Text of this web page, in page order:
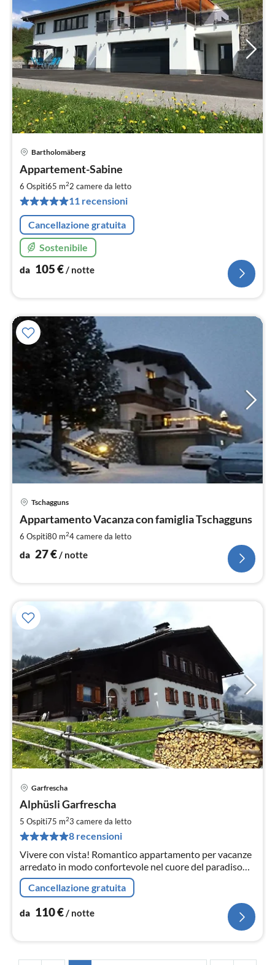
Bartholomäberg
Appartement-Sabine
6 Ospiti65 m22 camere da letto
11 recensioni
Cancellazione gratuita
Sostenibile
da 105€ / notte
Tschagguns
Appartamento Vacanza con famiglia Tschagguns
6 Ospiti80 m24camere da letto
da 27€/ notte
Garfrescha
Alphüsli Garfrescha
5 Ospiti75 m23 camere da letto
8 recensioni
Vivere con vista! Romantico appartamento per vacanze
arredato in modo confortevole nel cuore del paradiso
sciistico ed escursionistico Silvretta Montafon!
Cancellazione gratuita
da 110€/ notte